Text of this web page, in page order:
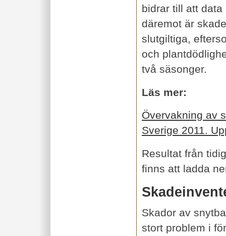
bidrar till att
däremot är
slutgiltiga,
och
två säsonger.
Läs mer:
Övervakning av
Sverige 2011.
Resultat från
finns att ladda
Skador av
stort problem i